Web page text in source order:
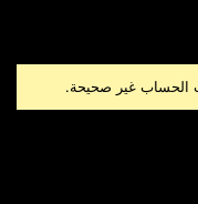
الحساب غير صحيحة.